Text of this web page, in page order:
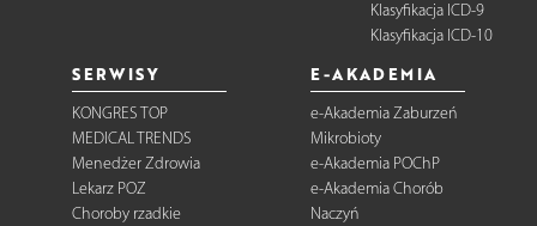
Klasyfikacja ICD-9
Klasyfikacja ICD-10
SERWISY
KONGRES TOP
MEDICAL TRENDS
Menedżer Zdrowia
Lekarz POZ
Choroby rzadkie
E-AKADEMIA
e-Akademia Zaburzeń
Mikrobioty
e-Akademia POChP
e-Akademia Chorób
Naczyń